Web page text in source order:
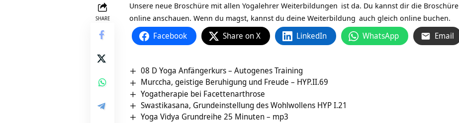
SHARE
Unsere neue Broschüre mit allen Yogalehrer Weiterbildungen ist da. Du kannst dir die Broschüre
online anschauen. Wenn du magst, kannst du deine Weiterbildung auch gleich online buchen.
Facebook Share on X LinkedIn WhatsApp Email
08 D Yoga Anfängerkurs – Autogenes Training
Murccha, geistige Beruhigung und Freude – HYP.II.69
Yogatherapie bei Facettenarthrose
Swastikasana, Grundeinstellung des Wohlwollens HYP I.21
Yoga Vidya Grundreihe 25 Minuten – mp3